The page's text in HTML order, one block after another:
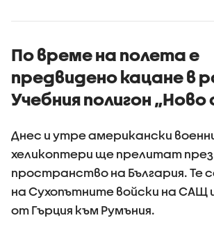
По време на полета е
предвидено кацане в
Учебния полигон „Ново
Днес и утре американски
хеликоптери ще прелитат
пространство на България. Те
на Сухопътните войски на САЩ
от Гърция към Румъния.